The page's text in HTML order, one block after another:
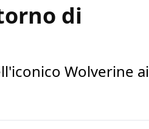
di
Wolverine ai